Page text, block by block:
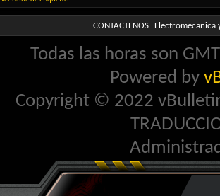
CONTACTENOS Electromecanica
Todas las horas son
Powered by
Copyright © 2022